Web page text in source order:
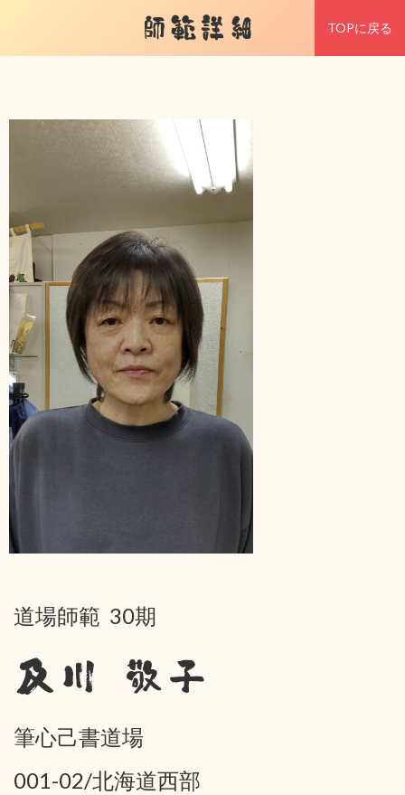
師範詳細 TOPに戻る
道場師範 30期
及川 敬子
筆心己書道場
001-02/北海道西部